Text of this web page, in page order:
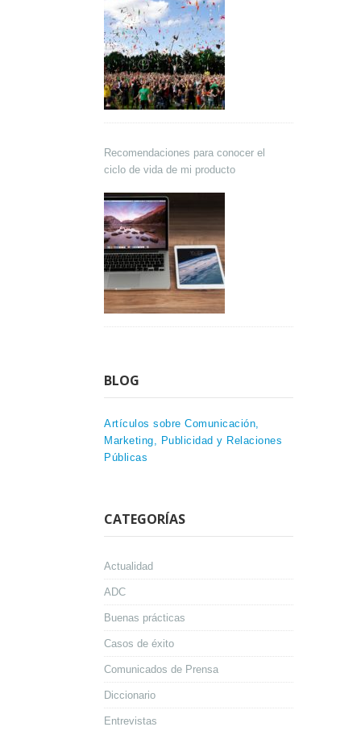
Recomendaciones para conocer el
ciclo de vida de mi producto
BLOG
Artículos sobre Comunicación,
Marketing, Publicidad y Relaciones
Públicas
CATEGORÍAS
Actualidad
ADC
Buenas prácticas
Casos de éxito
Comunicados de Prensa
Diccionario
Entrevistas